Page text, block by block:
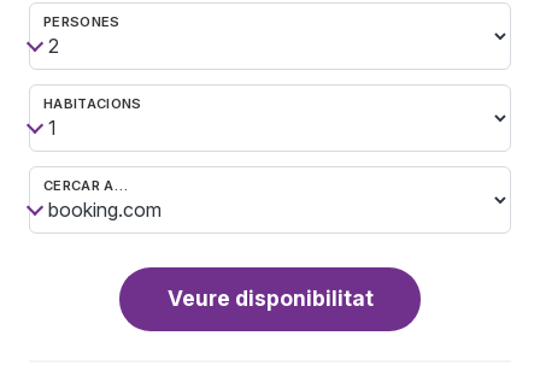
PERSONES
HABITACIONS
CERCAR A…
Veure disponibilitat